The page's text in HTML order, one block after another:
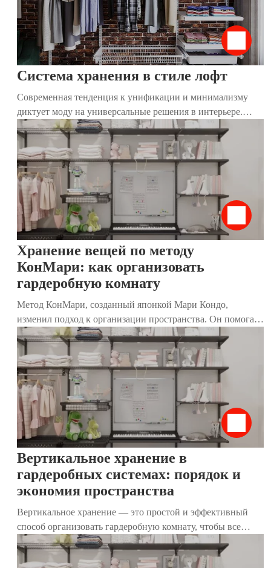
Система хранения в стиле лофт
Современная тенденция к унификации и минимализму
диктует моду на универсальные решения в интерьере.
Традиционные привычные шкафы постепенно утрачивают
актуальность, и на их место приходят более комфортные и
стильные системы хранения. Такие конструкции удобны
для размещения даже в небольшом пространстве. Они
решают сразу несколько важных задач: экономят место,
устраняют надоевший беспорядок, а также задают тон и
преображают дизайн помещения. Стильный и
современный вариант – система хранения в стиле лофт.
Хранение вещей по методу
КонМари: как организовать
гардеробную комнату
Метод КонМари, созданный японкой Мари Кондо,
изменил подход к организации пространства. Он помогает
не только избавиться от лишних вещей, но и создать дом,
где каждый предмет приносит радость. Особенно
эффективен этот метод для гардеробных комнат, где
хранятся одежда, обувь и аксессуары. В этой статье мы
разберём, как применить принципы КонМари к хранению
вещей, используя наши современные гардеробные
системы. Они идеально дополняют метод, делая гардероб
функциональным, стильным и удобным.
Вертикальное хранение в
гардеробных системах: порядок и
экономия пространства
Вертикальное хранение — это простой и эффективный
способ организовать гардеробную комнату, чтобы все
вещи были на виду, легко доступны и не создавали
беспорядок. Популяризированный японской эксперткой